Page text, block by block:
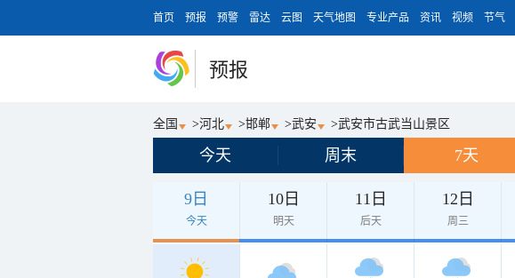
首页 预报 预警 雷达 云图 天气地图 专业产品 资讯 视频 节气
预报
全国 >河北 >邯郸 >武安 >武安市古武当山景区
今天 周末 7天
9日
今天
10日
明天
11日
后天
12日
周三